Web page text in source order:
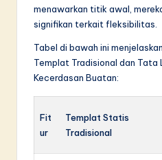
menawarkan titik awal,
signifikan terkait fleksibilitas.
Tabel di bawah ini
Templat Tradisional dan Tata
Kecerdasan Buatan:
Fit
ur
Templat Statis
Tradisional